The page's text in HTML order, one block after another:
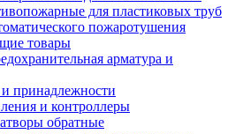
для пластиковых труб
пожаротушения
товары
арматура и
принадлежности
и контроллеры
обратные